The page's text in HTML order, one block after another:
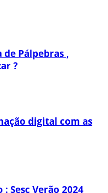
de Pálpebras ,
?
digital com as
Sesc Verão 2024